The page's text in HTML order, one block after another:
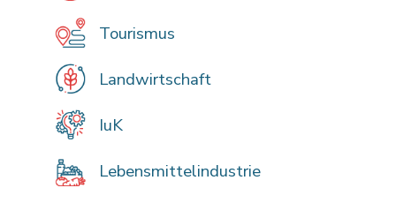
Tourismus
Landwirtschaft
IuK
Lebensmittelindustrie